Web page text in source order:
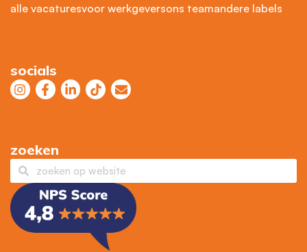
alle vacaturesvoor werkgeversons teamandere labels
socials
zoeken